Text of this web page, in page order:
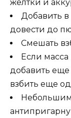
желтки и
Добавить
довести до
Смешать
Если масса
добавить еще
взбить еще